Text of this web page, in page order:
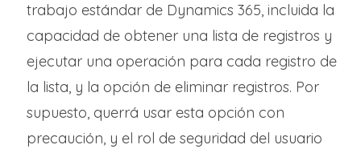
trabajo estándar de Dynamics 365, incluida la
capacidad de obtener una lista de registros y
ejecutar una operación para cada registro de
la lista, y la opción de eliminar registros. Por
supuesto, querrá usar esta opción con
precaución, y el rol de seguridad del usuario